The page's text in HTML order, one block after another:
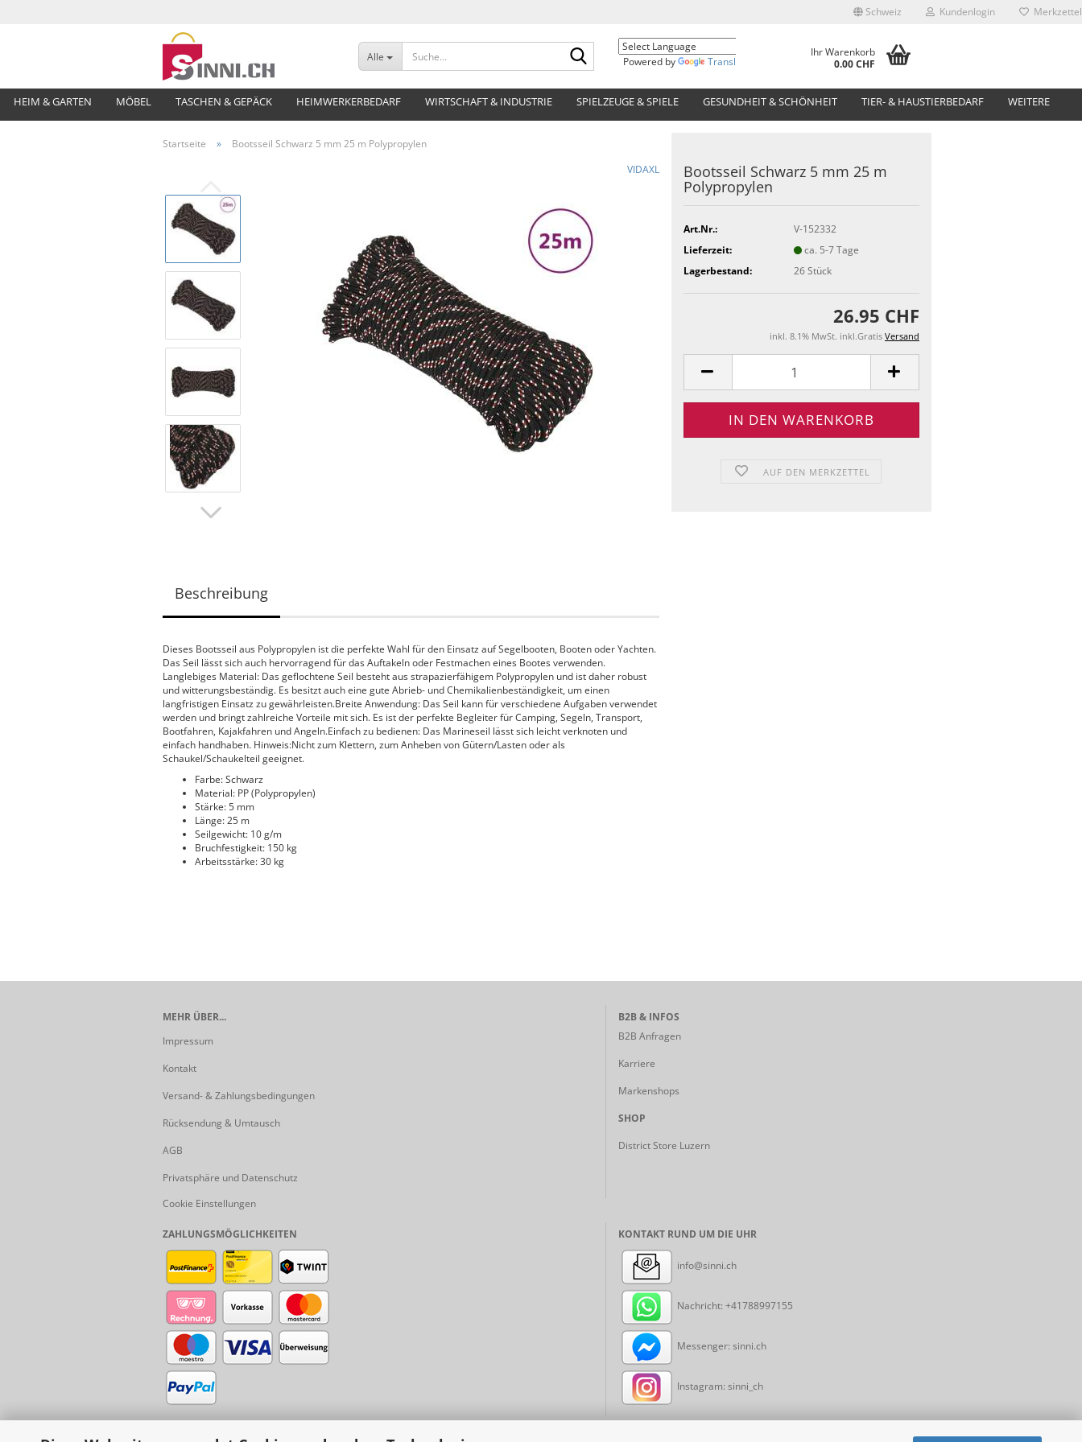
Schweiz Kundenlogin Merkzettel
Alle
Suche...
Powered by
Translate
Ihr Warenkorb
0.00 CHF
HEIM & GARTEN MÖBEL TASCHEN & GEPÄCK HEIMWERKERBEDARF WIRTSCHAFT & INDUSTRIE SPIELZEUGE & SPIELE GESUNDHEIT & SCHÖNHEIT TIER- & HAUSTIERBEDARF WEITERE
Startseite »
Bootsseil Schwarz 5 mm 25 m Polypropylen
VIDAXL
Bootsseil Schwarz 5 mm 25 m
Polypropylen
Art.Nr.:
V-152332
Lieferzeit:
ca. 5-7 Tage
Lagerbestand:
26Stück
26.95 CHF
inkl. 8.1% MwSt. inkl.Gratis Versand
AUF DEN MERKZETTEL
Beschreibung
Dieses Bootsseil aus Polypropylen ist die perfekte Wahl für den Einsatz auf Segelbooten, Booten oder Yachten.
Das Seil lässt sich auch hervorragend für das Auftakeln oder Festmachen eines Bootes verwenden.
Langlebiges Material: Das geflochtene Seil besteht aus strapazierfähigem Polypropylen und ist daher robust
und witterungsbeständig. Es besitzt auch eine gute Abrieb- und Chemikalienbeständigkeit, um einen
langfristigen Einsatz zu gewährleisten.Breite Anwendung: Das Seil kann für verschiedene Aufgaben verwendet
werden und bringt zahlreiche Vorteile mit sich. Es ist der perfekte Begleiter für Camping, Segeln, Transport,
Bootfahren, Kajakfahren und Angeln.Einfach zu bedienen: Das Marineseil lässt sich leicht verknoten und
einfach handhaben. Hinweis:Nicht zum Klettern, zum Anheben von Gütern/Lasten oder als
Schaukel/Schaukelteil geeignet.
Farbe: Schwarz
Material: PP (Polypropylen)
Stärke: 5 mm
Länge: 25 m
Seilgewicht: 10 g/m
Bruchfestigkeit: 150 kg
Arbeitsstärke: 30 kg
MEHR ÜBER...
Impressum
Kontakt
Versand- & Zahlungsbedingungen
Rücksendung & Umtausch
AGB
Privatsphäre und Datenschutz
Cookie Einstellungen
B2B & INFOS
B2B Anfragen
Karriere
Markenshops
SHOP
District Store Luzern
ZAHLUNGSMÖGLICHKEITEN KONTAKT RUND UM DIE UHR
info@sinni.ch
Nachricht: +41788997155
Messenger: sinni.ch
Instagram: sinni_ch